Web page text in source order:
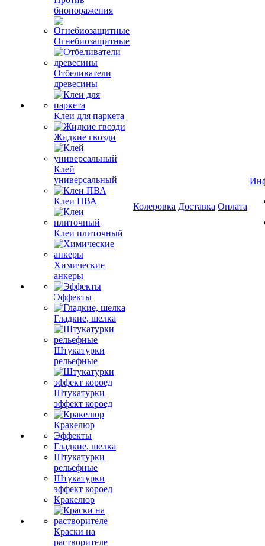
биопоражения
Огнебиозащитные
Отбеливатели
древесины
Клеи для паркета
Жидкие гвозди
Клей
универсальный
Клеи ПВА
Клеи плиточный
Химические
анкеры
Эффекты
Гладкие, шелка
Штукатурки
рельефные
Штукатурки
эффект короед
Кракелюр
Эффекты
Гладкие, шелка
Штукатурки
рельефные
Штукатурки
эффект короед
Кракелюр
Краски на
растворителе
Колеровка Доставка Оплата